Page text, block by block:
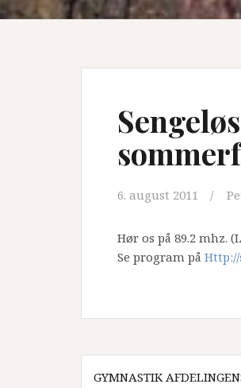
6. august 2011
Hør os på 89.2 mhz.
Se program på
GYMNASTIK